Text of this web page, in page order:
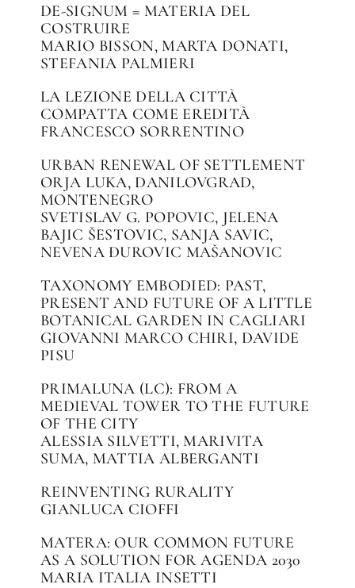
DE-SIGNUM = MATERIA DEL
COSTRUIRE
MARIO BISSON, MARTA DONATI,
STEFANIA PALMIERI
LA LEZIONE DELLA CITTÀ
COMPATTA COME EREDITÀ
FRANCESCO SORRENTINO
URBAN RENEWAL OF SETTLEMENT
ORJA LUKA, DANILOVGRAD,
MONTENEGRO
SVETISLAV G. POPOVIC, JELENA
BAJIC ŠESTOVIC, SANJA SAVIC,
NEVENA ÐUROVIC MAŠANOVIC
TAXONOMY EMBODIED: PAST,
PRESENT AND FUTURE OF A LITTLE
BOTANICAL GARDEN IN CAGLIARI
GIOVANNI MARCO CHIRI, DAVIDE
PISU
PRIMALUNA (LC): FROM A
MEDIEVAL TOWER TO THE FUTURE
OF THE CITY
ALESSIA SILVETTI, MARIVITA
SUMA, MATTIA ALBERGANTI
REINVENTING RURALITY
GIANLUCA CIOFFI
MATERA: OUR COMMON FUTURE
AS A SOLUTION FOR AGENDA 2030
MARIA ITALIA INSETTI